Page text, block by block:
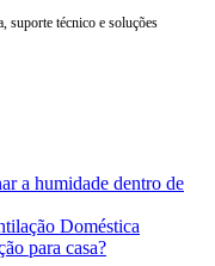
suporte técnico e soluções
a humidade dentro de
Doméstica
para casa?